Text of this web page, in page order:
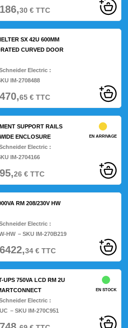
186,30€TTC
SX 42U 600MM
CURVED DOOR
Electric :
IM-2708488
470,65€TTC
SUPPORT RAILS
ENCLOSURE
Electric :
IM-2704166
EN ARRIVAGE
95,26€TTC
RM 208/230V HW
Electric :
HW – SKU IM-270B219
6422,34€TTC
UPS 750VA LCD RM 2U
Electric :
– SKU IM-270C951
EN STOCK